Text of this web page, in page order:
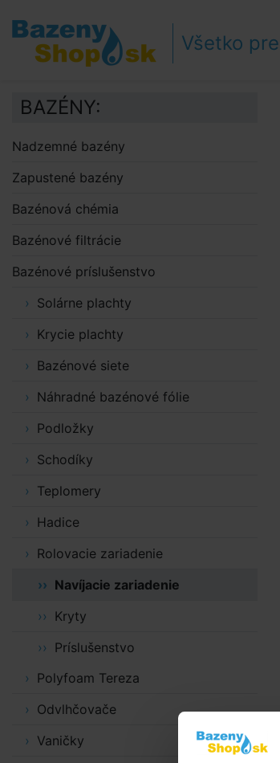
Prejsť na obsah
Prejsť k bočnému stĺpci
Klávesové skratky
Všetko
BAZÉNY:
Nadzemné bazény
Zapustené bazény
Bazénová chémia
Bazénové filtrácie
Bazénové príslušenstvo
Solárne plachty
Krycie plachty
Bazénové siete
Náhradné bazénové fólie
Podložky
Schodíky
Teplomery
Hadice
Rolovacie zariadenie
Navíjacie zariadenie
Kryty
Príslušenstvo
Polyfoam Tereza
Odvlhčovače
Vaničky